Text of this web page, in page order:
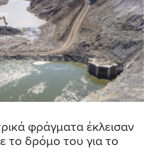
φράγματα έκλεισαν
το δρόμο του για το